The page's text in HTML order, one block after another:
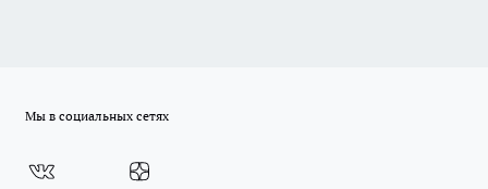
Мы в социальных сетях